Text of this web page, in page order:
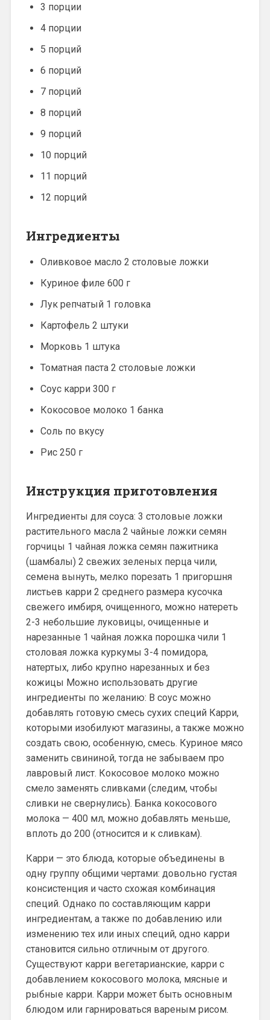
3 порции
4 порции
5 порций
6 порций
7 порций
8 порций
9 порций
10 порций
11 порций
12 порций
Ингредиенты
Оливковое масло 2 столовые ложки
Куриное филе 600 г
Лук репчатый 1 головка
Картофель 2 штуки
Морковь 1 штука
Томатная паста 2 столовые ложки
Соус карри 300 г
Кокосовое молоко 1 банка
Соль по вкусу
Рис 250 г
Инструкция приготовления
Ингредиенты для соуса: 3 столовые ложки
растительного масла 2 чайные ложки семян
горчицы 1 чайная ложка семян пажитника
(шамбалы) 2 свежих зеленых перца чили,
семена вынуть, мелко порезать 1 пригоршня
листьев карри 2 среднего размера кусочка
свежего имбиря, очищенного, можно натереть
2-3 небольшие луковицы, очищенные и
нарезанные 1 чайная ложка порошка чили 1
столовая ложка куркумы 3-4 помидора,
натертых, либо крупно нарезанных и без
кожицы Можно использовать другие
ингредиенты по желанию: В соус можно
добавлять готовую смесь сухих специй Карри,
которыми изобилуют магазины, а также можно
создать свою, особенную, смесь. Куриное мясо
заменить свининой, тогда не забываем про
лавровый лист. Кокосовое молоко можно
смело заменять сливками (следим, чтобы
сливки не свернулись). Банка кокосового
молока — 400 мл, можно добавлять меньше,
вплоть до 200 (относится и к сливкам).
Карри — это блюда, которые объединены в
одну группу общими чертами: довольно густая
консистенция и часто схожая комбинация
специй. Однако по составляющим карри
ингредиентам, а также по добавлению или
изменению тех или иных специй, одно карри
становится сильно отличным от другого.
Существуют карри вегетарианские, карри с
добавлением кокосового молока, мясные и
рыбные карри. Карри может быть основным
блюдом или гарнироваться вареным рисом.